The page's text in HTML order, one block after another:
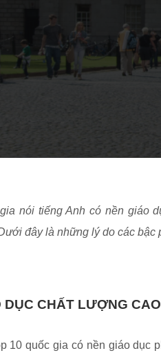
nói tiếng Anh có nền giáo
đây là những lý do các bậc
DỤC CHẤT LƯỢNG CAO
10 quốc gia có nền giáo dục